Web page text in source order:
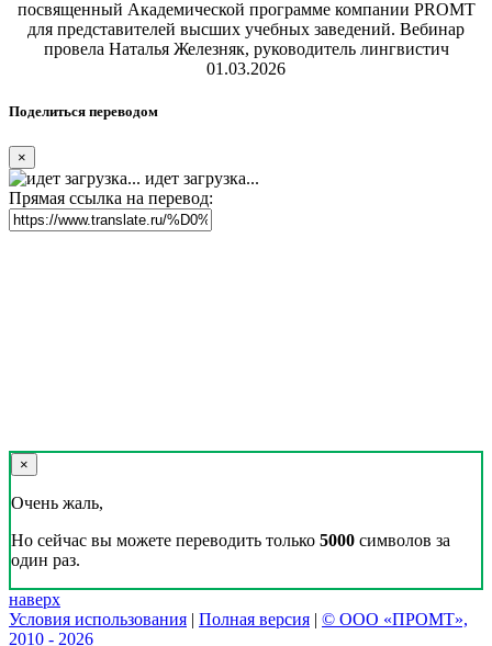
посвященный Академической программе компании PROMT
для представителей высших учебных заведений. Вебинар
провела Наталья Железняк, руководитель лингвистич
01.03.2026
Поделиться переводом
×
идет загрузка...
Прямая ссылка на перевод:
×
Очень жаль,
Но сейчас вы можете переводить только 5000 символов за
один раз.
наверх
Условия использования | Полная версия | © ООО «ПРОМТ»,
2010 - 2026